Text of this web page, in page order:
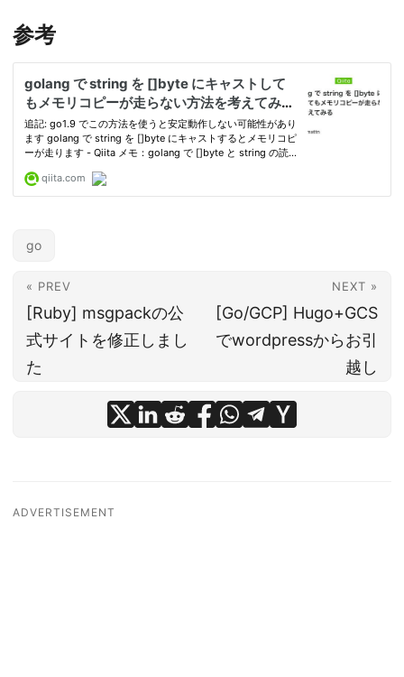
参考
go
« PREV
[Ruby] msgpackの公
式サイトを修正しまし
た
NEXT »
[Go/GCP] Hugo+GCS
でwordpressからお引
越し
ADVERTISEMENT